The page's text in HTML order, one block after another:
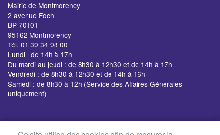
Mairie de Montmorency
2 avenue Foch
BP 70101
95162 Montmorency
Tél. 01 39 34 98 00
Lundi : de 14h à 17h
Du mardi au jeudi : de 8h30 à 12h30 et de 14h à 17h
Vendredi : de 8h30 à 12h30 et de 14h à 16h
Samedi : de 8h30 à 12h (Service des Affaires Générales
uniquement)